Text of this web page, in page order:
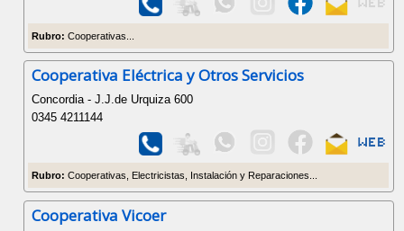
Rubro: Cooperativas...
Cooperativa Eléctrica y Otros Servicios
Concordia - J.J.de Urquiza 600
0345 4211144
Rubro: Cooperativas, Electricistas, Instalación y Reparaciones...
Cooperativa Vicoer